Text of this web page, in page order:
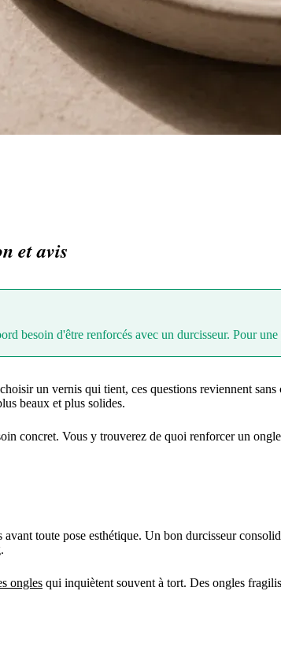
et avis
besoin d'être renforcés avec un durcisseur. Pour
un vernis qui tient, ces questions reviennent
beaux et plus solides.
concret. Vous y trouverez de quoi renforcer un
avant toute pose esthétique. Un bon durcisseur
ongles qui inquiètent souvent à tort. Des ongles